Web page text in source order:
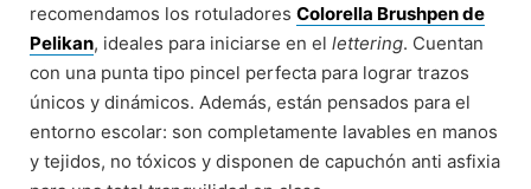
recomendamos los rotuladores Colorella Brushpen de
Pelikan, ideales para iniciarse en el lettering. Cuentan
con una punta tipo pincel perfecta para lograr trazos
únicos y dinámicos. Además, están pensados para el
entorno escolar: son completamente lavables en manos
y tejidos, no tóxicos y disponen de capuchón anti asfixia